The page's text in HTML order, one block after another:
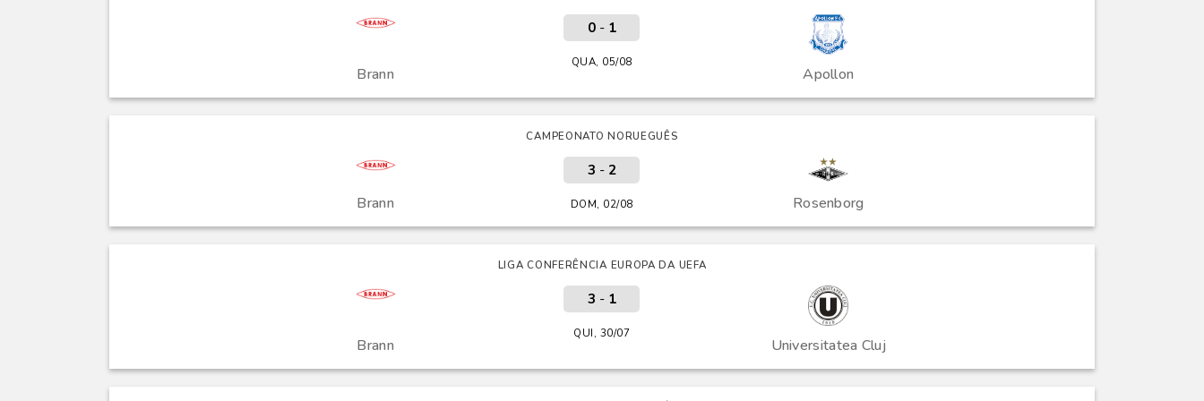
Brann Apollon
0- 1
QUA, 05/08
CAMPEONATO NORUEGUÊS
Brann Rosenborg
3 - 2
DOM, 02/08
LIGA CONFERÊNCIA EUROPA DA UEFA
Brann Universitatea Cluj
3 - 1
QUI, 30/07